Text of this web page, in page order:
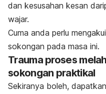
dan kesusahan kesan
wajar.
Cuma anda perlu
sokongan pada masa ini.
Trauma proses
sokongan praktikal
Sekiranya boleh,